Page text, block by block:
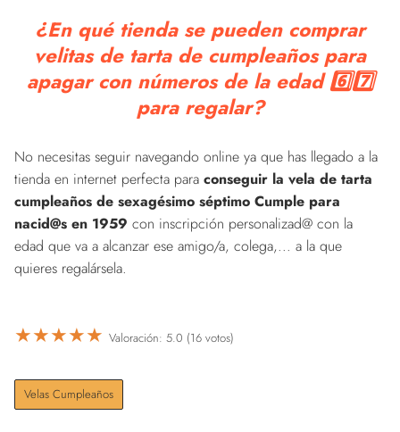
¿En qué tienda se pueden comprar
velitas de tarta de cumpleaños para
apagar con números de la edad 6️⃣7️⃣
para regalar?
No necesitas seguir navegando online ya que has llegado a la
tienda en internet perfecta para conseguir la vela de tarta
cumpleaños de sexagésimo séptimo Cumple para
nacid@s en 1959 con inscripción personalizad@ con la
edad que va a alcanzar ese amigo/a, colega,... a la que
quieres regalársela.
★★★★★ Valoración: 5.0 (16 votos)
Velas Cumpleaños